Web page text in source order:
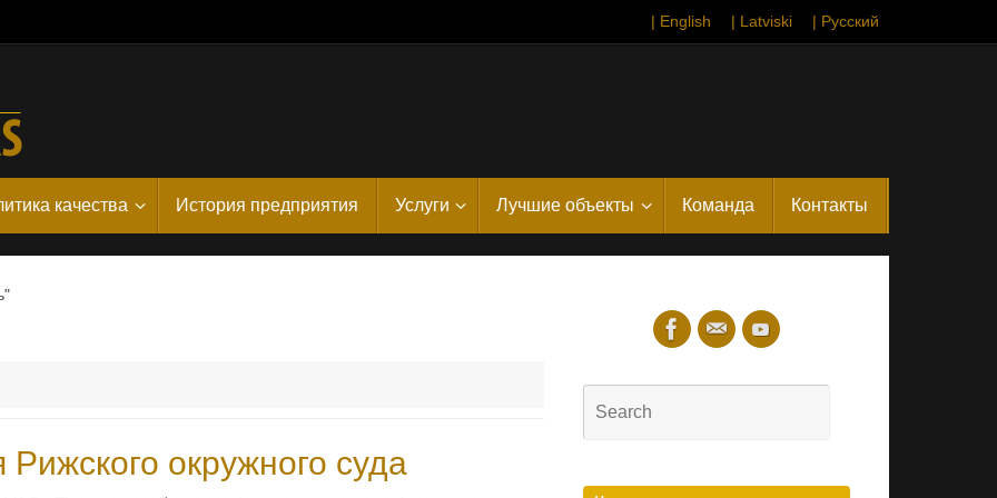
| English | Latviski | Русский
качества История предприятия Услуги Лучшие объекты Команда Контакты
окружного суда
for: